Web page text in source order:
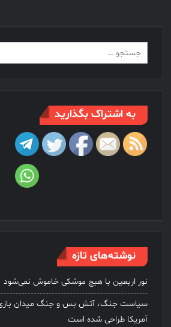
به اشتراک بگذارید
نوشته‌های تازه
نور اربعین با هیچ موشکی خاموش نمی‌شود
سیاست جنگ، آتش بس و جنگ میدان
آمریکا طراحی شده است